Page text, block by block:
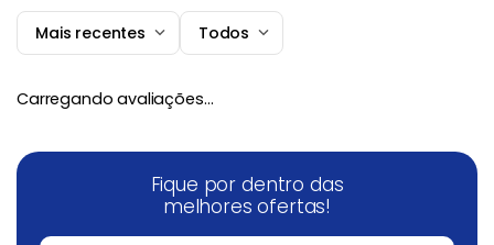
Título
Avalie o produto de 1 a 5 estrelas
★
Mais recentes Todos
Carregando avaliações…
Fique por dentro das
melhores ofertas!